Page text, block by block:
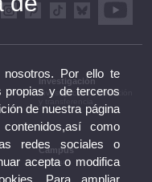
Investigación
Investigación, innovación
Campus
Campus
nosotros. Por ello te
propias y de terceros
de nuestra página
como
redes sociales o
acepta o modifica